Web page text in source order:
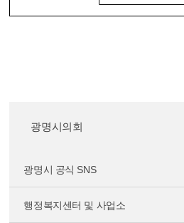
광명시의회
광명시 공식 SNS
행정복지센터 및 사업소